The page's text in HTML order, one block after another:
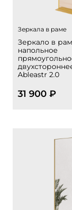
Зеркала в раме
Зеркало в
напольное
Ableastr 2.0
31 900 ₽